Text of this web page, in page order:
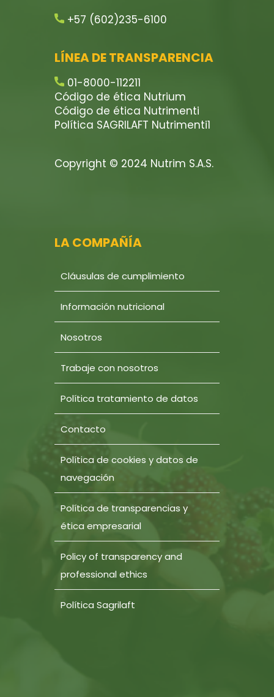
+57 (602)235-6100
LÍNEA DE TRANSPARENCIA
01-8000-112211
Código de ética Nutrium
Código de ética Nutrimenti
Política SAGRILAFT Nutrimenti1
Copyright © 2024 Nutrim S.A.S.
LA COMPAÑÍA
Cláusulas de cumplimiento
Información nutricional
Nosotros
Trabaje con nosotros
Política tratamiento de datos
Contacto
Política de cookies y datos de
navegación
Política de transparencias y
ética empresarial
Policy of transparency and
professional ethics
Política Sagrilaft